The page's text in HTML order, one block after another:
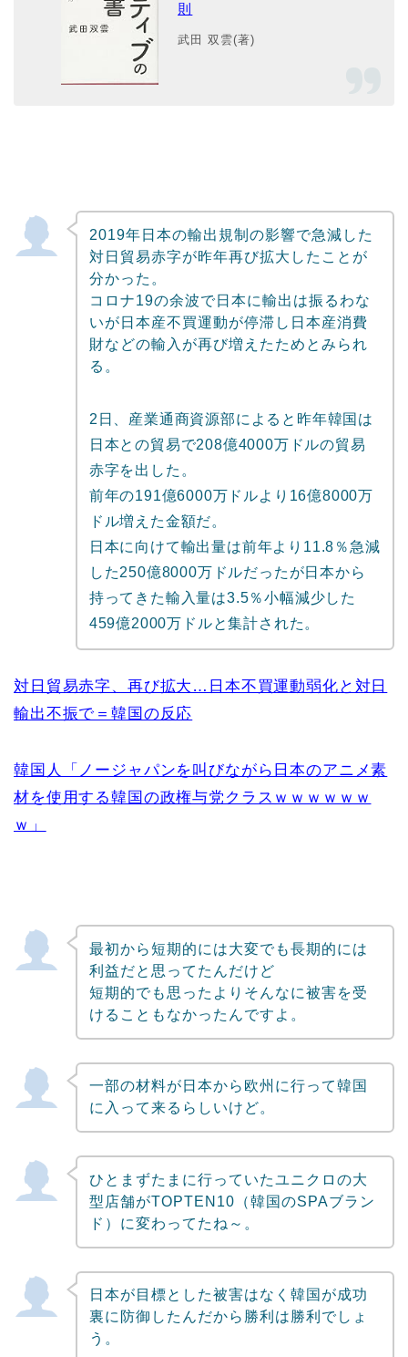
則
武田 双雲(著)
2019年日本の輸出規制の影響で急減した
対日貿易赤字が昨年再び拡大したことが
分かった。
コロナ19の余波で日本に輸出は振るわな
いが日本産不買運動が停滞し日本産消費
財などの輸入が再び増えたためとみられ
る。
2日、産業通商資源部によると昨年韓国は
日本との貿易で208億4000万ドルの貿易
赤字を出した。
前年の191億6000万ドルより16億8000万
ドル増えた金額だ。
日本に向けて輸出量は前年より11.8％急減
した250億8000万ドルだったが日本から
持ってきた輸入量は3.5％小幅減少した
459億2000万ドルと集計された。
対日貿易赤字、再び拡大…日本不買運動弱化と対日
輸出不振で＝韓国の反応
韓国人「ノージャパンを叫びながら日本のアニメ素
材を使用する韓国の政権与党クラスｗｗｗｗｗｗ
ｗ」
最初から短期的には大変でも長期的には
利益だと思ってたんだけど
短期的でも思ったよりそんなに被害を受
けることもなかったんですよ。
一部の材料が日本から欧州に行って韓国
に入って来るらしいけど。
ひとまずたまに行っていたユニクロの大
型店舗がTOPTEN10（韓国のSPAブラン
ド）に変わってたね～。
日本が目標とした被害はなく韓国が成功
裏に防御したんだから勝利は勝利でしょ
う。